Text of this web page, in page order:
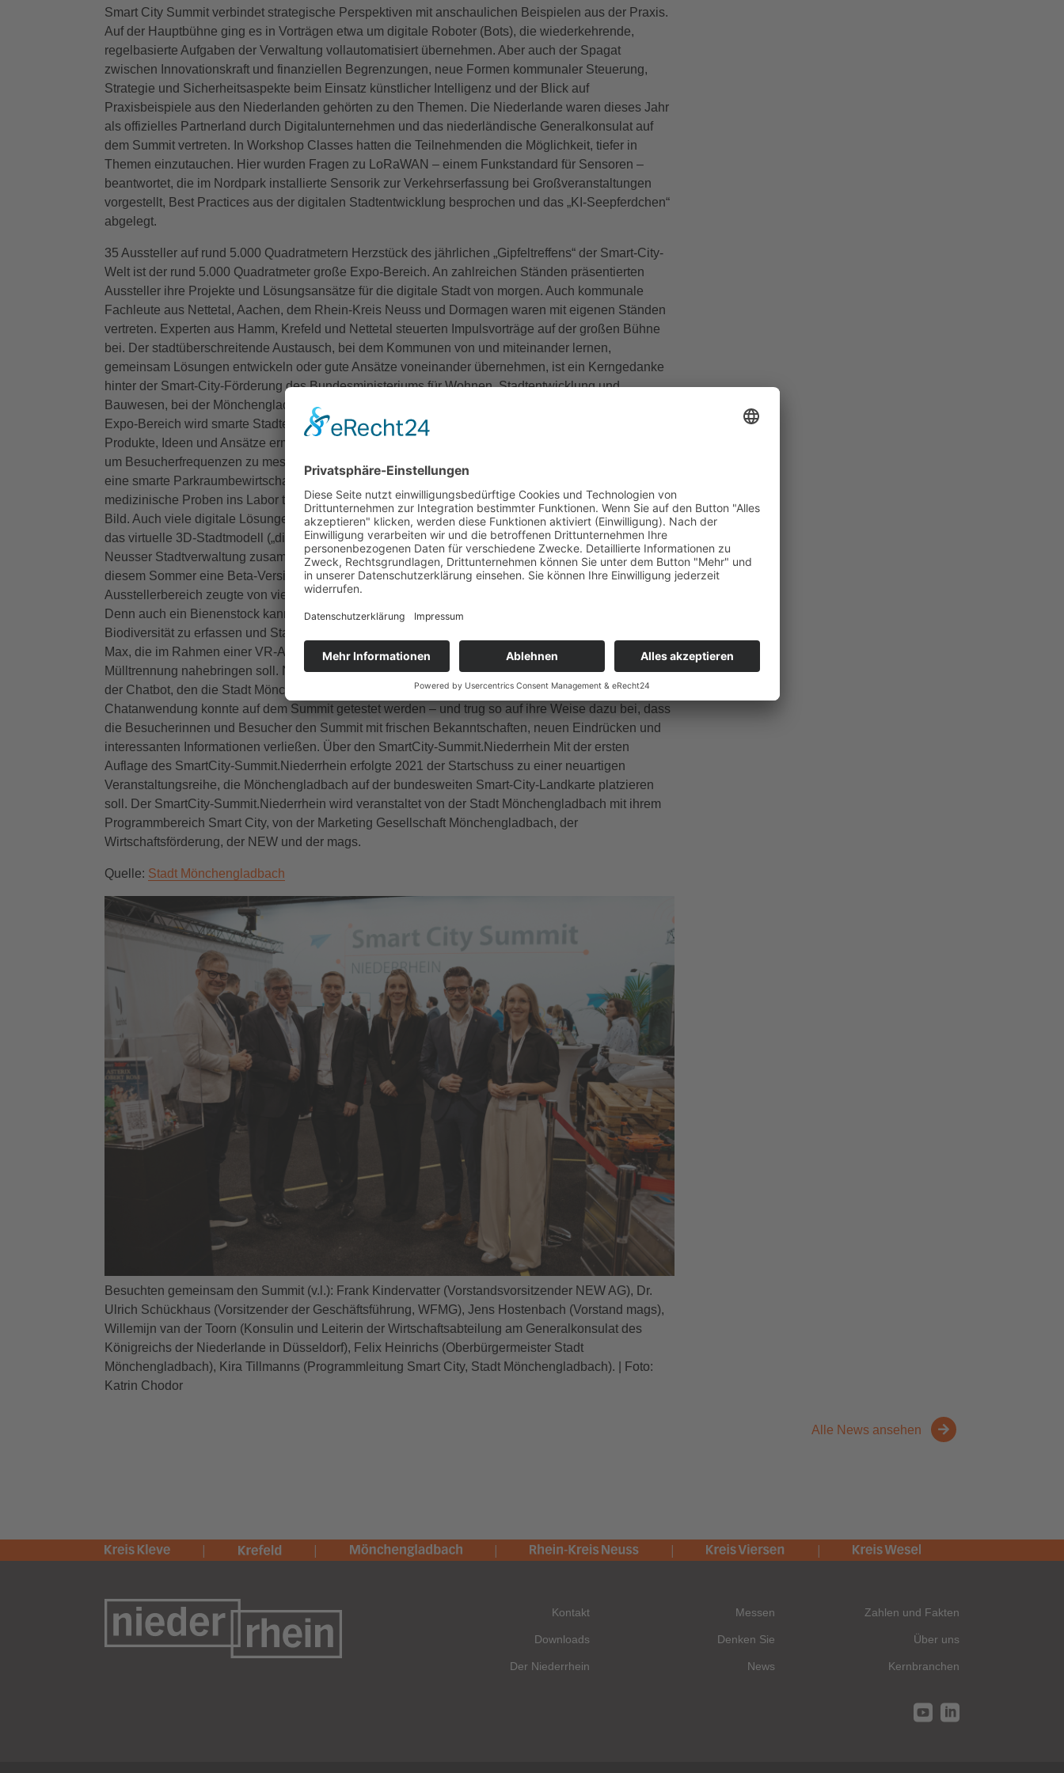
Smart City Summit verbindet strategische Perspektiven mit anschaulichen Beispielen aus der Praxis.
Auf der Hauptbühne ging es in Vorträgen etwa um digitale Roboter (Bots), die wiederkehrende,
regelbasierte Aufgaben der Verwaltung vollautomatisiert übernehmen. Aber auch der Spagat
zwischen Innovationskraft und finanziellen Begrenzungen, neue Formen kommunaler Steuerung,
Strategie und Sicherheitsaspekte beim Einsatz künstlicher Intelligenz und der Blick auf
Praxisbeispiele aus den Niederlanden gehörten zu den Themen. Die Niederlande waren dieses Jahr
als offizielles Partnerland durch Digitalunternehmen und das niederländische Generalkonsulat auf
dem Summit vertreten. In Workshop Classes hatten die Teilnehmenden die Möglichkeit, tiefer in
Themen einzutauchen. Hier wurden Fragen zu LoRaWAN – einem Funkstandard für Sensoren –
beantwortet, die im Nordpark installierte Sensorik zur Verkehrserfassung bei Großveranstaltungen
vorgestellt, Best Practices aus der digitalen Stadtentwicklung besprochen und das „KI-Seepferdchen“
abgelegt.
35 Aussteller auf rund 5.000 Quadratmetern Herzstück des jährlichen „Gipfeltreffens“ der Smart-City-
Welt ist der rund 5.000 Quadratmeter große Expo-Bereich. An zahlreichen Ständen präsentierten
Aussteller ihre Projekte und Lösungsansätze für die digitale Stadt von morgen. Auch kommunale
Fachleute aus Nettetal, Aachen, dem Rhein-Kreis Neuss und Dormagen waren mit eigenen Ständen
vertreten. Experten aus Hamm, Krefeld und Nettetal steuerten Impulsvorträge auf der großen Bühne
bei. Der stadtüberschreitende Austausch, bei dem Kommunen von und miteinander lernen,
gemeinsam Lösungen entwickeln oder gute Ansätze voneinander übernehmen, ist ein Kerngedanke
hinter der Smart-City-Förderung des Bundesministeriums für Wohnen, Stadtentwicklung und
Bauwesen, bei der Mönchengladbach als eine von 73 Modellkommunen finanziell unterstützt wird. Im
Expo-Bereich wird smarte Stadtentwicklung sichtbar gemacht und der Austausch rund um konkrete
Produkte, Ideen und Ansätze ermöglicht. Die Aussteller präsentierten hier unter anderem Sensoren,
um Besucherfrequenzen zu messen und Verkehrsströme datenschutzkonform zu erfassen, Technik für
eine smarte Parkraumbewirtschaftung oder Drohnen, mit deren Hilfe unter anderem eilige
medizinische Proben ins Labor transportiert werden sollen. Doch nicht nur Hardware bestimmte das
Bild. Auch viele digitale Lösungen und strategische Ansätze wurden präsentiert. Von KI-Agenten über
das virtuelle 3D-Stadtmodell („digitaler Zwilling“), das der Rhein-Kreis Neuss mit demjenigen der
Neusser Stadtverwaltung zusammenbringen will, bis hin zur StadtApp, für die Mönchengladbach in
diesem Sommer eine Beta-Version testen möchte. Das konstante Brummen und Summen im
Ausstellerbereich zeugte von vielen angeregten Gesprächen – und einigen tierischen Teilnehmern.
Denn auch ein Bienenstock kann mithilfe entsprechender Sensorik zur Messstation werden, um
Biodiversität zu erfassen und Starkregen zu prognostizieren. Zumindest virtuell vertreten war Biene
Max, die im Rahmen einer VR-Anwendung Kindern spielerisch die Natur und das Thema
Mülltrennung nahebringen soll. Nicht tierisch, aber ebenso sympathisch ist der kleine Vitus. So heißt
der Chatbot, den die Stadt Mönchengladbach demnächst auf ihrer Website anbieten wird. Die KI-
Chatanwendung konnte auf dem Summit getestet werden – und trug so auf ihre Weise dazu bei, dass
die Besucherinnen und Besucher den Summit mit frischen Bekanntschaften, neuen Eindrücken und
interessanten Informationen verließen. Über den SmartCity-Summit.Niederrhein Mit der ersten
Auflage des SmartCity-Summit.Niederrhein erfolgte 2021 der Startschuss zu einer neuartigen
Veranstaltungsreihe, die Mönchengladbach auf der bundesweiten Smart-City-Landkarte platzieren
soll. Der SmartCity-Summit.Niederrhein wird veranstaltet von der Stadt Mönchengladbach mit ihrem
Programmbereich Smart City, von der Marketing Gesellschaft Mönchengladbach, der
Wirtschaftsförderung, der NEW und der mags.
Quelle: Stadt Mönchengladbach
Besuchten gemeinsam den Summit (v.l.): Frank Kindervatter (Vorstandsvorsitzender NEW AG), Dr.
Ulrich Schückhaus (Vorsitzender der Geschäftsführung, WFMG), Jens Hostenbach (Vorstand mags),
Willemijn van der Toorn (Konsulin und Leiterin der Wirtschaftsabteilung am Generalkonsulat des
Königreichs der Niederlande in Düsseldorf), Felix Heinrichs (Oberbürgermeister Stadt
Mönchengladbach), Kira Tillmanns (Programmleitung Smart City, Stadt Mönchengladbach). | Foto:
Katrin Chodor
Alle News ansehen
Kontakt Messen Zahlen und Fakten
Downloads Denken Sie Über uns
Der Niederrhein News Kernbranchen
 